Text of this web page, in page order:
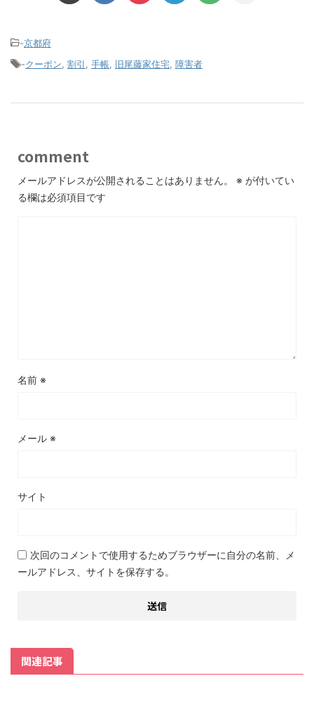
-京都府
-クーポン 割引 手帳 旧尾藤家住宅 障害者
comment
メールアドレスが公開されることはありません。 ※ が付いてい
る欄は必須項目です
名前 ※
メール ※
サイト
次回のコメントで使用するためブラウザーに自分の名前、メ
ールアドレス、サイトを保存する。
関連記事